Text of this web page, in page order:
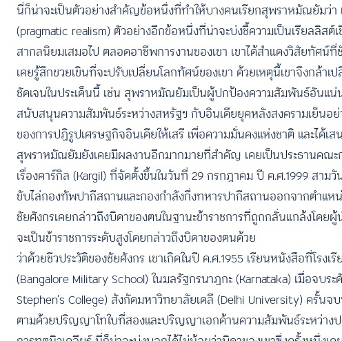
นี่ก็น่าจะเป็นตัวอย่างสำคัญข้อหนึ่งที่ทำให้บางคนเรียกสุพราหมัณยัมว่
(pragmatic realism) ตัวอย่างอีกข้อหนึ่งที่น่าจะบ่งชี้ความเป็นเรียลลิส
สากลนิยมเสมอไป ตลอดอาชีพการงานของเขา เขาได้สำแดงวิสัยทัศน์
เคยรู้สึกขวยเขินที่จะปรับเปลี่ยนโลกทัศน์ของเขา ด้วยเหตุนี้เขาจึงกล้า
ชัดเจนในประเด็นนี้ เช่น สุพราหมัณยัมเป็นผู้ปกป้องความสัมพันธ์อันแ
สนับสนุนความสัมพันธ์ระหว่างสหรัฐฯ กับอินเดียยุคหลังสงครามเย็น
ของการปฏิรูปเศรษฐกิจอินเดียให้เสรี เพื่อความมั่นคงแห่งชาติ และได้
สุพราหมัณยัมยังเคยมีผลงานอีกมากมายที่สำคัญ เคยเป็นประธานคณะ
เรื่องคาร์กิล (Kargil) ที่จัดตั้งขึ้นในวันที่ 29 กรกฎาคม ปี ค.ศ.1999 สา
ขับไล่กองทัพปากีสถานและกองกำลังกึ่งทหารปากีสถานออกจากตำแ
ชัยศังกรเคยกล่าวถึงบิดาของตนในฐานะข้าราชการที่ถูกกลั่นแกล้งโดย
จะเป็นข้าราชการระดับสูงโดยกล่าวถึงบิดาของตนด้วย
ว่าด้วยชีวประวัติของชัยศังกร เขาเกิดในปี ค.ศ.1955 เรียนหนังสือที่โร
(Bangalore Military School) ในมลรัฐกรนาฏกะ (Karnataka) เมื่อจ
Stephen’s College) สังกัดมหาวิทยาลัยเดลี (Delhi University) ครั้
ตามด้วยปริญญาโทใบที่สองและปริญญาเอกด้านความสัมพันธ์ระหว่าง